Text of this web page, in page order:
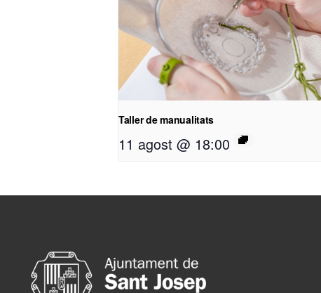
Taller de manualitats
11 agost @ 18:00